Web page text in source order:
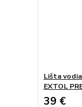
Lišta
EXTOL
39 €